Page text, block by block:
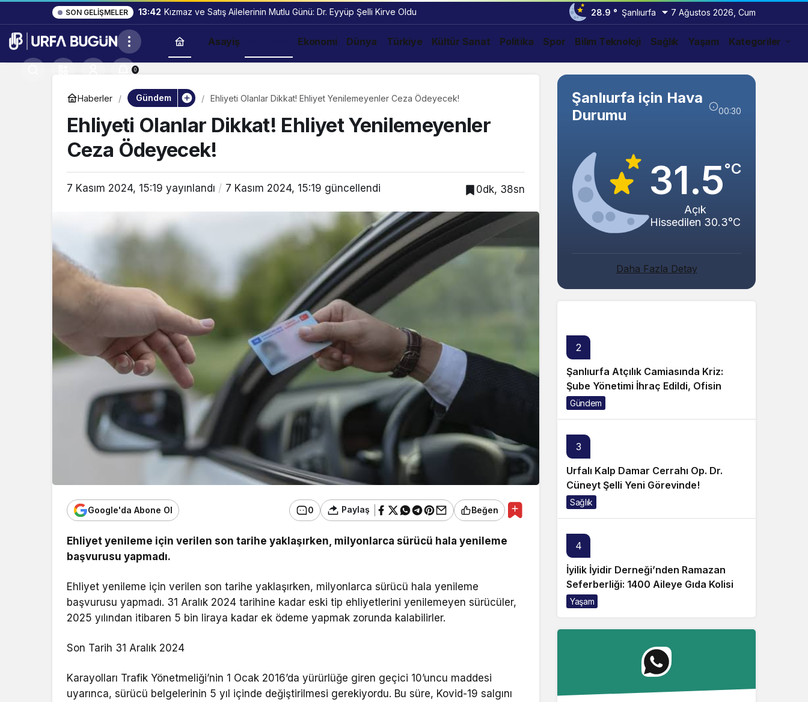
SON GELIŞMELER 13:42 Kızmaz ve Satış Ailelerinin Mutlu Günü: Dr. Eyyüp Şelli Kirve Oldu 28.9 ° Şanlıurfa 7 Ağustos 2026, Cum
Asayiş Ekonomi Dünya Türkiye Kültür Sanat Politika Spor Bilim Teknoloji Sağlık Yaşam Kategoriler
0
Haberler Gündem Ehliyeti Olanlar Dikkat! Ehliyet Yenilemeyenler Ceza Ödeyecek!
Ehliyeti Olanlar Dikkat! Ehliyet Yenilemeyenler
Ceza Ödeyecek!
7 Kasım 2024, 15:19 yayınlandı 7 Kasım 2024, 15:19 güncellendi 0dk, 38sn
Google'da Abone Ol 0 Paylaş Beğen
Ehliyet yenileme için verilen son tarihe yaklaşırken, milyonlarca sürücü hala yenileme
başvurusu yapmadı.
Ehliyet yenileme için verilen son tarihe yaklaşırken, milyonlarca sürücü hala yenileme
başvurusu yapmadı. 31 Aralık 2024 tarihine kadar eski tip ehliyetlerini yenilemeyen sürücüler,
2025 yılından itibaren 5 bin liraya kadar ek ödeme yapmak zorunda kalabilirler.
Son Tarih 31 Aralık 2024
Karayolları Trafik Yönetmeliği’nin 1 Ocak 2016’da yürürlüğe giren geçici 10’uncu maddesi
uyarınca, sürücü belgelerinin 5 yıl içinde değiştirilmesi gerekiyordu. Bu süre, Kovid-19 salgını
Şanlıurfa için Hava
Durumu
00:30
31.5°C
Açık
Hissedilen 30.3°C
Daha Fazla Detay
Abacı ve Abul Ailelerinin Mutlu Günü!
2
Şanlıurfa Atçılık Camiasında Kriz:
Şube Yönetimi İhraç Edildi, Ofisin
Taşınmasına Tepki Büyüyor!
Gündem
3
Urfalı Kalp Damar Cerrahı Op. Dr.
Cüneyt Şelli Yeni Görevinde!
Sağlık
4
İyilik İyidir Derneği’nden Ramazan
Seferberliği: 1400 Aileye Gıda Kolisi
Yaşam